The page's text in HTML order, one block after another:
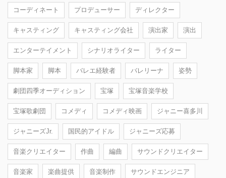
コーディネート プロデューサー ディレクター
キャスティング キャスティング会社 演出家 演出
エンターテイメント シナリオライター ライター
脚本家 脚本 バレエ経験者 バレリーナ 姿勢
劇団四季オーディション 宝塚 宝塚音楽学校
宝塚歌劇団 コメディ コメディ映画 ジャニー喜多川
ジャニーズJr. 国民的アイドル ジャニーズ応募
音楽クリエイター 作曲 編曲 サウンドクリエイター
音楽家 楽曲提供 音楽制作 サウンドエンジニア